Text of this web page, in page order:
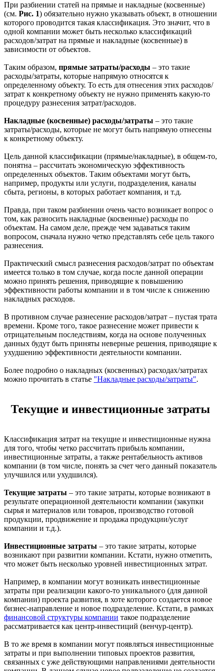
При разбиении статей на прямые и накладные (косвенные)
(см. Рис. 1) обязательно нужно указывать объект, в отношении
которого проводится такая классификация. Это значит, что в
одной компании может быть несколько классификаций
расходов/затрат на прямые и накладные (косвенные) в
зависимости от объектов.
Таким образом, прямые затраты/расходы – это такие
расходы/затраты, которые напрямую относятся к
определенному объекту. То есть для отнесения этих расходов/
затрат к конкретному объекту не нужно применять какую-то
процедуру разнесения затрат/расходов.
Накладные (косвенные) расходы/затраты – это такие
затраты/расходы, которые не могут быть напрямую отнесены
к конкретному объекту.
Цель данной классификации (прямые/накладные), в общем-то,
понятна – рассчитать экономическую эффективность
определенных объектов. Таким объектами могут быть,
например, продукты или услуги, подразделения, каналы
сбыта, регионы, в которых работает компания, и т.д.
Правда, при таком разбиении очень часто возникает вопрос о
том, как разносить накладные (косвенные) расходы по
объектам. На самом деле, прежде чем задаваться таким
вопросом, сначала нужно четко представлять себе цель такого
разнесения.
Практический смысл разнесения расходов/затрат по объектам
имеется только в том случае, когда после данной операции
можно принять решения, приводящие к повышению
эффективности работы компании и в том числе к снижению
накладных расходов.
В противном случае разнесение расходов/затрат – пустая трата
времени. Кроме того, такое разнесение может привести к
отрицательным последствиям, когда на основе полученных
данных будут быть приняты неверные решения, приводящие к
ухудшению эффективности деятельности компании.
Более подробно о накладных (косвенных) расходах/затратах
можно прочитать в статье "Накладные расходы/затраты".
Текущие и инвестиционные затраты
Классификация затрат на текущие и инвестиционные нужна
для того, чтобы четко рассчитать прибыль компании,
инвестиционные затраты, а также рентабельность активов
компании (в том числе, понять за счет чего данный показатель
улучшился или ухудшился).
Текущие затраты – это такие затраты, которые возникают в
результате операционной деятельности компании (закупки
сырья и материалов или товаров, производство готовой
продукции, продвижение и продажа продукции/услуг
компании и т.д.).
Инвестиционные затраты – это такие затраты, которые
возникают при развитии компании. Кстати, нужно отметить,
что может быть несколько уровней инвестиционных затрат.
Например, в компании могут возникать инвестиционные
затраты при реализации какого-то уникального (для данной
компании) проекта развития, в хоте которого создается новое
бизнес-направление и новое подразделение. Кстати, в рамках
финансовой структуры компании такое подразделение
рассматривается как центр-инвестиций (венчур-центр).
В то же время в компании могут появляться инвестиционные
затраты и при выполнении типовых проектов развития,
связанных с уже действующими направлениями деятельности